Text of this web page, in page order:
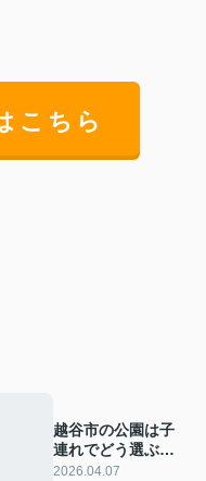
こちら
越谷市の公園は子
連れでどう選ぶ？
年齢別おすすめス
2026.04.07